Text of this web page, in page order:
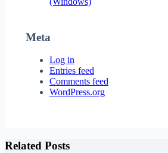
Meta
Log in
Entries feed
Comments feed
WordPress.org
Related Posts